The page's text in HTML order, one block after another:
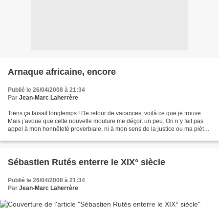
Arnaque africaine, encore
Publié le 26/04/2008 à 21:34
Par Jean-Marc Laherrère
Tiens ça faisait longtemps ! De retour de vacances, voilà ce que je trouve.
Mais j’avoue que cette nouvelle mouture me déçoit un peu. On n’y fait pas
appel à mon honnêteté proverbiale, ni à mon sens de la justice ou ma piété.
Sébastien Rutés enterre le XIX° siècle
Publié le 26/04/2008 à 21:34
Par Jean-Marc Laherrère